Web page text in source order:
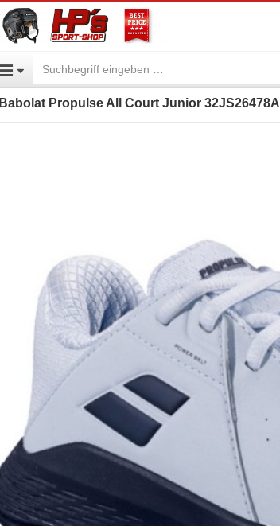
Babolat Propulse All Court Junior 32JS26478A